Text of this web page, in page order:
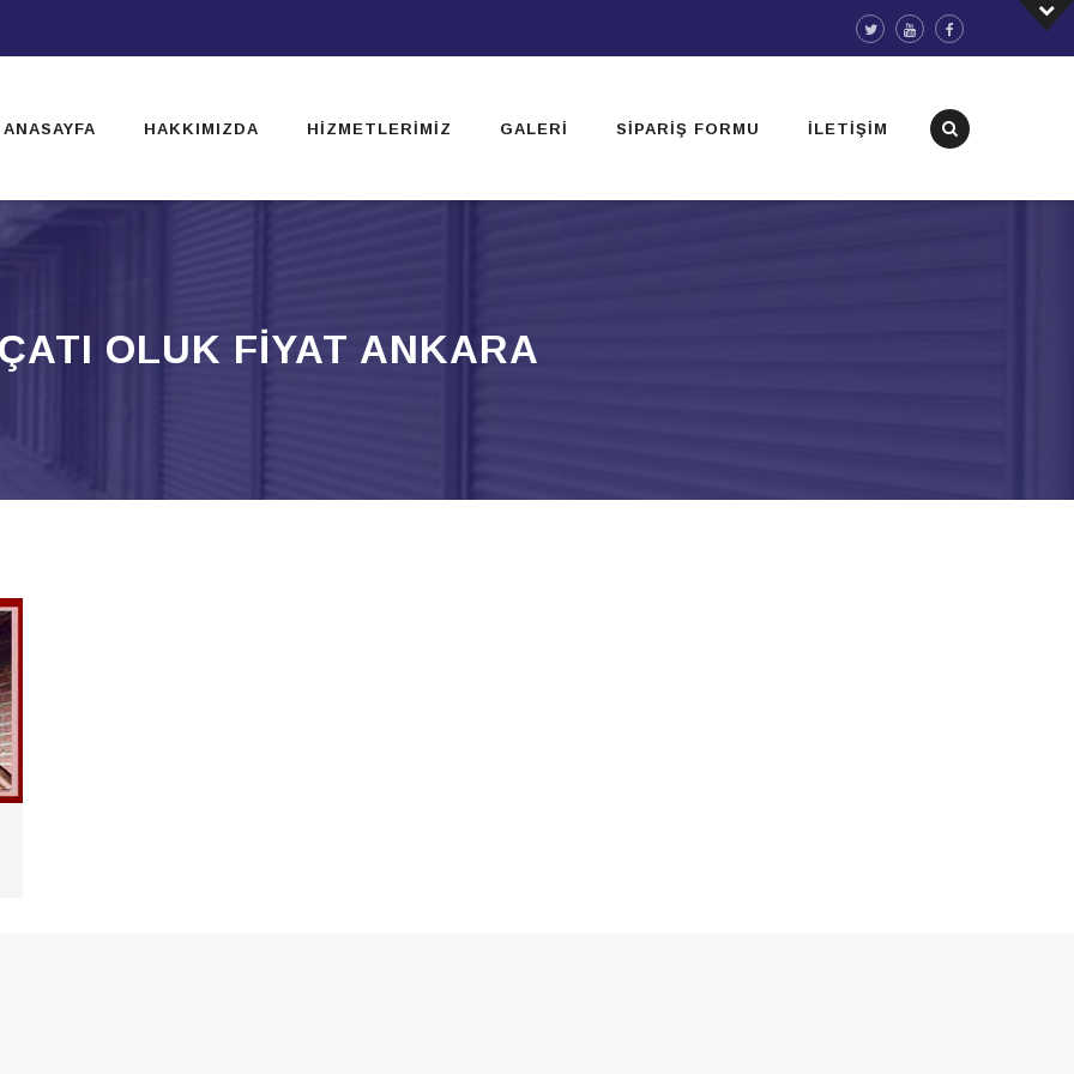
ANASAYFA HAKKIMIZDA HIZMETLERIMIZ GALERI SIPARIŞ FORMU İLETIŞIM
ÇATI OLUK FIYAT ANKARA